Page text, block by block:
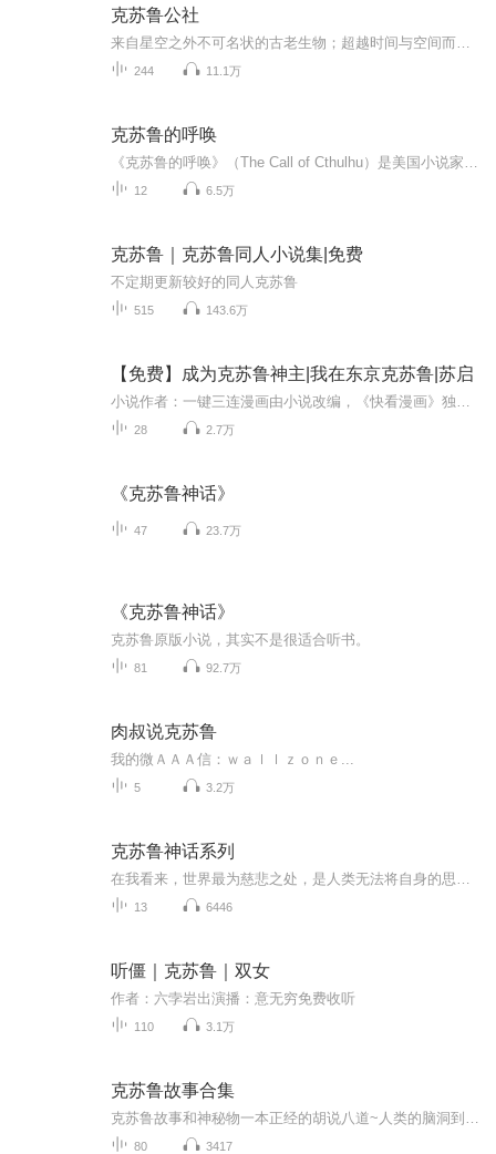
克苏鲁公社
244 11.1万
克苏鲁的呼唤
12 6.5万
克苏鲁｜克苏鲁同人小说集|免费
不定期更新较好的同人克苏鲁
515 143.6万
【免费】成为克苏鲁神主|我在东京克苏鲁|苏启
28 2.7万
《克苏鲁神话》
47 23.7万
《克苏鲁神话》
克苏鲁原版小说，其实不是很适合听书。
81 92.7万
肉叔说克苏鲁
我的微ＡＡＡ信：ｗａｌｌｚｏｎｅ...
5 3.2万
克苏鲁神话系列
13 6446
听僵｜克苏鲁｜双女
作者：六孛岩出演播：意无穷免费收听
110 3.1万
克苏鲁故事合集
80 3417